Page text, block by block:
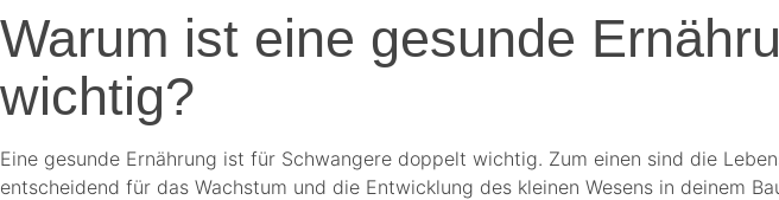
Warum ist eine gesunde
wichtig?
Eine gesunde Ernährung ist für Schwangere doppelt wichtig. Zum einen sind die
entscheidend für das Wachstum und die Entwicklung des kleinen Wesens in deinem